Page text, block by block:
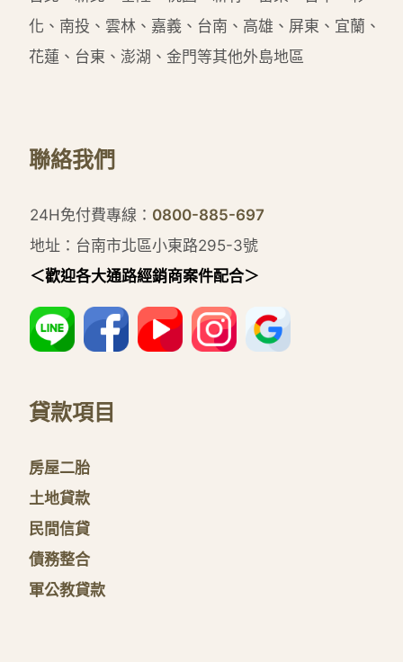
化、南投、雲林、嘉義、台南、高雄、屏東、宜蘭、
花蓮、台東、澎湖、金門等其他外島地區
聯絡我們
24H免付費專線： 0800-885-697
地址：台南市北區小東路295-3號
＜歡迎各大通路經銷商案件配合＞
貸款項目
房屋二胎
土地貸款
民間信貸
債務整合
軍公教貸款